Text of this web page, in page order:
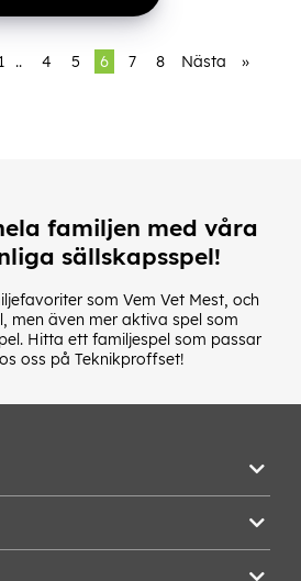
1 .. 4 5 6 7 8 Nästa »
familjen med våra
sällskapsspel!
som Vem Vet Mest, och
men även mer aktiva spel som
Hitta ett familjespel som passar
oss på Teknikproffset!